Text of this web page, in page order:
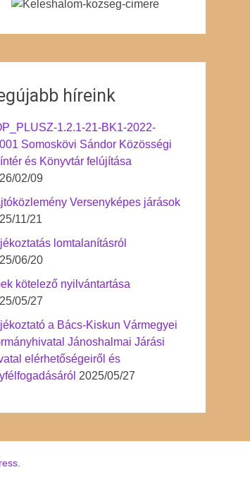
híreink
1.2.1-21-BK1-2022-
Somoskövi Sándor Közösségi
és Könyvtár felújítása
02/09
Versenyképes járások
11/21
lomtalanításról
06/20
kötelező nyilvántartása
05/27
a Bács-Kiskun Vármegyei
Jánoshalmai Járási
elérhetőségeiről és
2025/05/27